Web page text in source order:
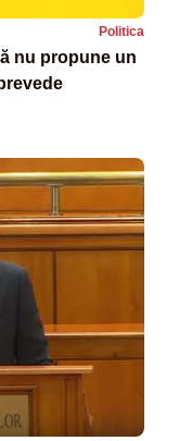
Politica
nu propune un